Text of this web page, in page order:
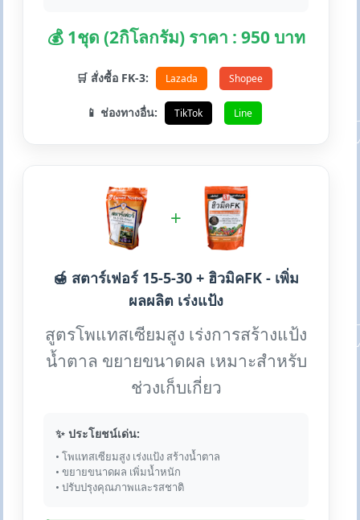
💰 1ชุด (2กิโลกรัม) ราคา : 950 บาท
🛒 สั่งซื้อ FK-3: Lazada Shopee
📱 ช่องทางอื่น: TikTok Line
+
🍯 สตาร์เฟอร์ 15-5-30 + ฮิวมิคFK - เพิ่ม
ผลผลิต เร่งแป้ง
สูตรโพแทสเซียมสูง เร่งการสร้างแป้ง
น้ำตาล ขยายขนาดผล เหมาะสำหรับ
ช่วงเก็บเกี่ยว
✨ ประโยชน์เด่น:
• โพแทสเซียมสูง เร่งแป้ง สร้างน้ำตาล
• ขยายขนาดผล เพิ่มน้ำหนัก
• ปรับปรุงคุณภาพและรสชาติ